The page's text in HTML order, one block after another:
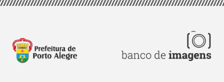
Pular
principal